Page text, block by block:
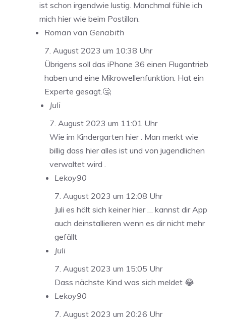
ist schon irgendwie lustig. Manchmal fühle ich
mich hier wie beim Postillon.
Roman van Genabith
7. August 2023 um 10:38 Uhr
Übrigens soll das iPhone 36 einen Flugantrieb
haben und eine Mikrowellenfunktion. Hat ein
Experte gesagt.🤔
Juli
7. August 2023 um 11:01 Uhr
Wie im Kindergarten hier . Man merkt wie
billig dass hier alles ist und von jugendlichen
verwaltet wird .
Lekoy90
7. August 2023 um 12:08 Uhr
Juli es hält sich keiner hier … kannst dir App
auch deinstallieren wenn es dir nicht mehr
gefällt
Juli
7. August 2023 um 15:05 Uhr
Dass nächste Kind was sich meldet 😂
Lekoy90
7. August 2023 um 20:26 Uhr